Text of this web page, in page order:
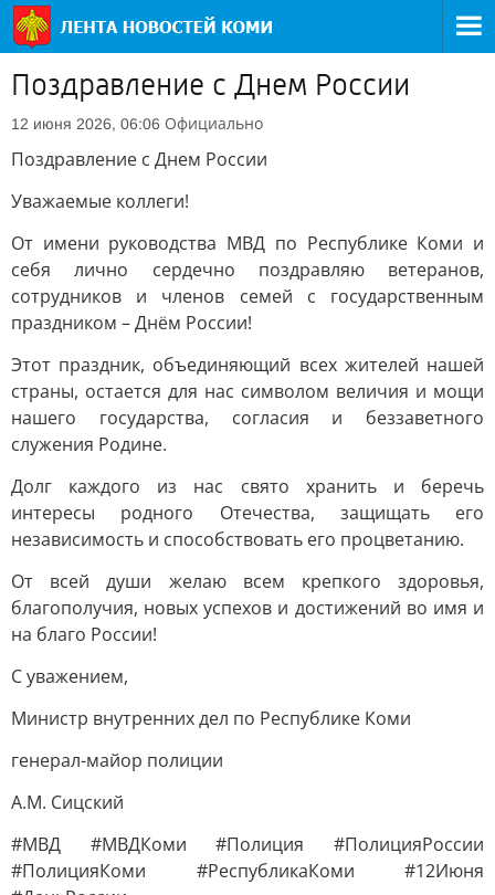
Поздравление с Днем России
12 июня 2026, 06:06 Официально
Поздравление с Днем России
Уважаемые коллеги!
От имени руководства МВД по Республике Коми и
себя лично сердечно поздравляю ветеранов,
сотрудников и членов семей с государственным
праздником – Днём России!
Этот праздник, объединяющий всех жителей нашей
страны, остается для нас символом величия и мощи
нашего государства, согласия и беззаветного
служения Родине.
Долг каждого из нас свято хранить и беречь
интересы родного Отечества, защищать его
независимость и способствовать его процветанию.
От всей души желаю всем крепкого здоровья,
благополучия, новых успехов и достижений во имя и
на благо России!
С уважением,
Министр внутренних дел по Республике Коми
генерал-майор полиции
А.М. Сицский
#МВД #МВДКоми #Полиция #ПолицияРоссии
#ПолицияКоми #РеспубликаКоми #12Июня